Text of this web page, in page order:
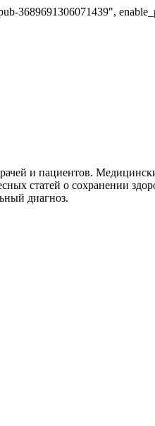
3689691306071439",
и пациентов.
статей о сохранении
диагноз.